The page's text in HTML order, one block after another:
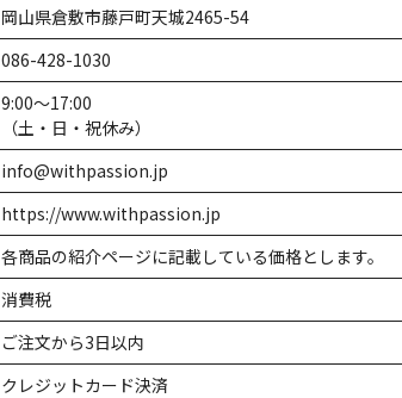
岡山県倉敷市藤戸町天城2465-54
086-428-1030
9:00〜17:00
（土・日・祝休み）
info@withpassion.jp
https://www.withpassion.jp
各商品の紹介ページに記載している価格とします。
消費税
ご注文から3日以内
クレジットカード決済